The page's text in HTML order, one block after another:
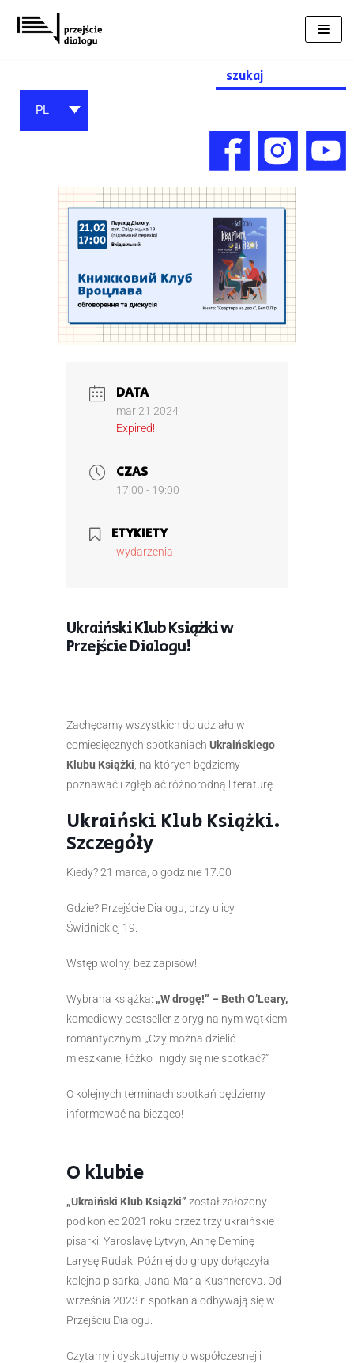
Przejdź
do
Search
for:
PL
DATA
mar 21 2024
Expired!
CZAS
17:00 - 19:00
ETYKIETY
wydarzenia
Ukraiński Klub Książki w
Przejście Dialogu!
Zachęcamy wszystkich do udziału w
comiesięcznych spotkaniach Ukraińskiego
Klubu Książki , na których będziemy
poznawać i zgłębiać różnorodną literaturę.
Ukraiński Klub Książki.
Szczegóły
Kiedy? 21 marca, o godzinie 17:00
Gdzie? Przejście Dialogu, przy ulicy
Świdnickiej 19.
Wstęp wolny, bez zapisów!
Wybrana książka: „W drogę!” – Beth O’Leary,
komediowy bestseller z oryginalnym wątkiem
romantycznym. „Czy można dzielić
mieszkanie, łóżko i nigdy się nie spotkać?”
O kolejnych terminach spotkań będziemy
informować na bieżąco!
O klubie
„Ukraiński Klub Ksiązki” został założony
pod koniec 2021 roku przez trzy ukraińskie
pisarki: Yaroslavę Lytvyn, Annę Deminę i
Larysę Rudak. Później do grupy dołączyła
kolejna pisarka, Jana-Maria Kushnerova. Od
września 2023 r. spotkania odbywają się w
Przejściu Dialogu.
Czytamy i dyskutujemy o współczesnej i